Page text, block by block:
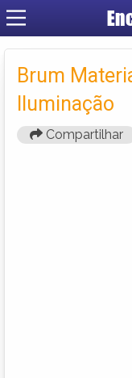
Brum
Iluminação
Compartilhar